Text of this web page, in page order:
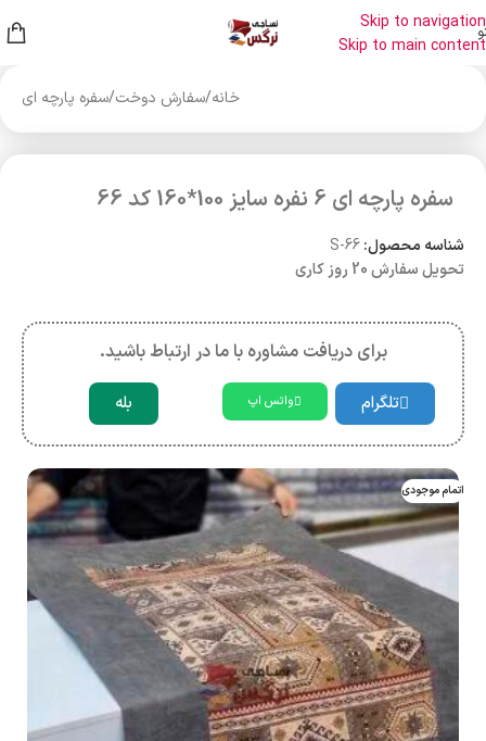
Skip to navigation
Skip to main content
خانه/سفارش دوخت/سفره پارچه ای
سفره پارچه ای 6 نفره سایز 100*160 کد 66
شناسه محصول:S-66
تحویل سفارش 20 روز کاری
برای دریافت مشاوره با ما در ارتباط باشید.
تلگرام واتس اپ بله
اتمام موجودی